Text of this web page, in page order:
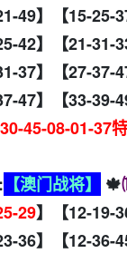
49】【15-25-
42】【21-31-
37】【27-37-
47】【33-39-
45-08-01-37
【澳门战将】 🍁
29】【12-19-
36】【12-36-